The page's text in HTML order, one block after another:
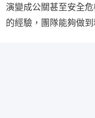
演變成公關甚至安全
的經驗，團隊能夠做到